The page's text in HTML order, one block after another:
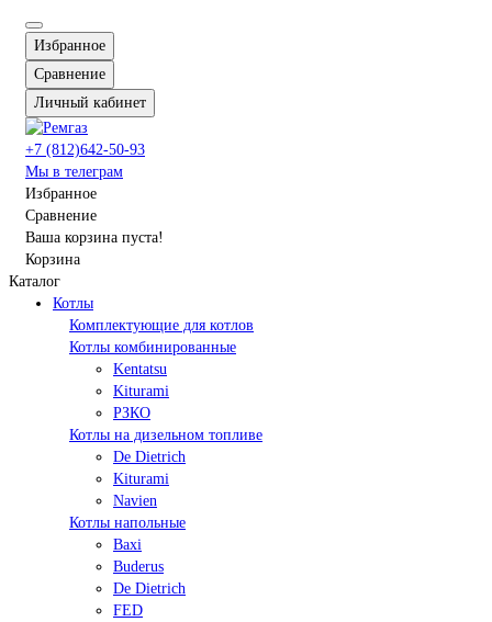
Избранное
Сравнение
Личный кабинет
+7 (812)642-50-93
Мы в телеграм
Избранное
Сравнение
Ваша корзина пуста!
Корзина
Каталог
Котлы
Комплектующие для котлов
Котлы комбинированные
Kentatsu
Kiturami
РЗКО
Котлы на дизельном топливе
De Dietrich
Kiturami
Navien
Котлы напольные
Baxi
Buderus
De Dietrich
FED